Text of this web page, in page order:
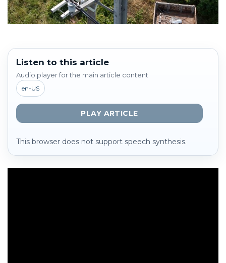
Listen to this article
Audio player for the main article content
en-US
PLAY ARTICLE
This browser does not support speech synthesis.